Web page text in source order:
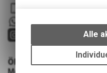
ÖFFNUNGSZEITEN
um die
Alle